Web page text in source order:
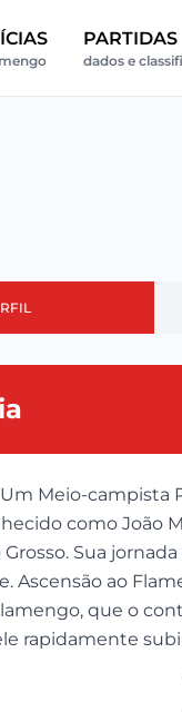
PARTIDAS
dados e
Meio-campista
como João
Grosso. Sua
Ascensão ao
que o
rapidamente